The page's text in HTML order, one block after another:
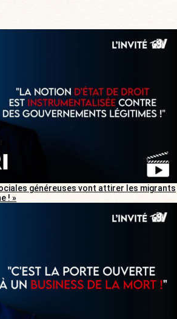
généreuses vont attirer les migrants
! »